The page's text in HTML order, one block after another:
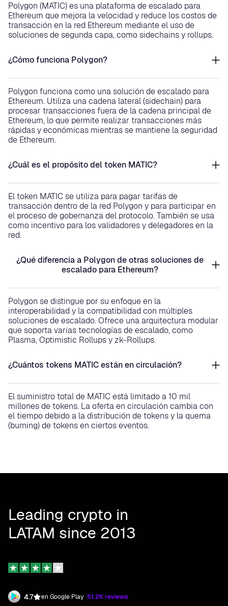
Polygon (MATIC) es una plataforma de escalado para
Ethereum que mejora la velocidad y reduce los costos de
transacción en la red Ethereum mediante el uso de
soluciones de segunda capa, como sidechains y rollups.
¿Cómo funciona Polygon?
Polygon funciona como una solución de escalado para
Ethereum. Utiliza una cadena lateral (sidechain) para
procesar transacciones fuera de la cadena principal de
Ethereum, lo que permite realizar transacciones más
rápidas y económicas mientras se mantiene la seguridad
de Ethereum.
¿Cuál es el propósito del token MATIC?
El token MATIC se utiliza para pagar tarifas de
transacción dentro de la red Polygon y para participar en
el proceso de gobernanza del protocolo. También se usa
como incentivo para los validadores y delegadores en la
red.
¿Qué diferencia a Polygon de otras soluciones de
escalado para Ethereum?
Polygon se distingue por su enfoque en la
interoperabilidad y la compatibilidad con múltiples
soluciones de escalado. Ofrece una arquitectura modular
que soporta varias tecnologías de escalado, como
Plasma, Optimistic Rollups y zk-Rollups.
¿Cuántos tokens MATIC están en circulación?
El suministro total de MATIC está limitado a 10 mil
millones de tokens. La oferta en circulación cambia con
el tiempo debido a la distribución de tokens y la quema
(burning) de tokens en ciertos eventos.
Leading crypto in
LATAM since 2013
4.7 en Google Play 51.2K reviews